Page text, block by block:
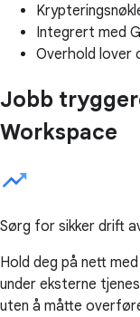
Integrert med
Overhold lover
Jobb
Workspace
Sørg for sikker drift
Hold deg på nett med
under eksterne
uten å måtte